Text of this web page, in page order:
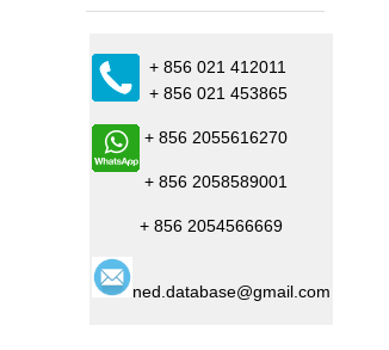
+ 856 021 412011
+ 856 021 453865
+ 856 2055616270
+ 856 2058589001
+ 856 2054566669
ned.database@gmail.com